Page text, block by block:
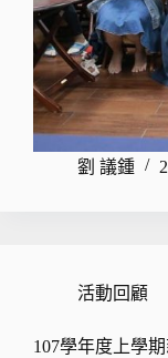
劉 議鍾
活動回顧
107學年度上學